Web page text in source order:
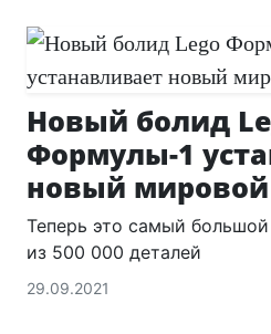
Новый болид
Формулы-1
новый
Теперь это самый
из 500 000 деталей
29.09.2021